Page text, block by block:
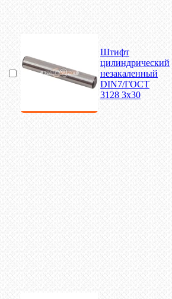
Штифт
цилиндрический
незакаленный
DIN7/ГОСТ
3128 3х30